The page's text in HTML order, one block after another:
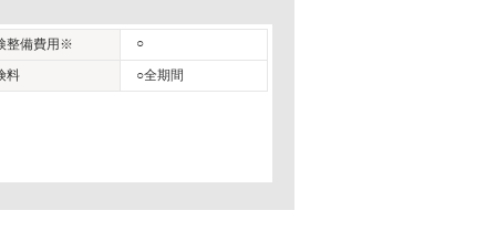
整備費用※ ○
料
○全期間